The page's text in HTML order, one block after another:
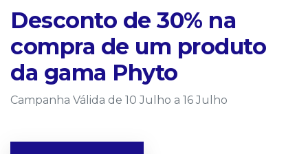
Desconto de 30% na
compra de um produto
da gama Phyto
Campanha Válida de 10 Julho a 16 Julho